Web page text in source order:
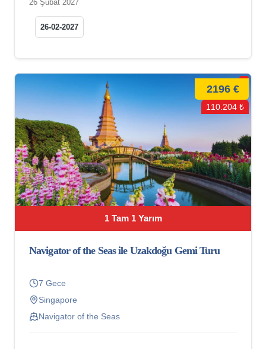
26 Şubat 2027
26-02-2027
1 Tam 1 Yarım
2196 €
110.204 ₺
Navigator of the Seas ile Uzakdoğu Gemi Turu
7 Gece
Singapore
Navigator of the Seas